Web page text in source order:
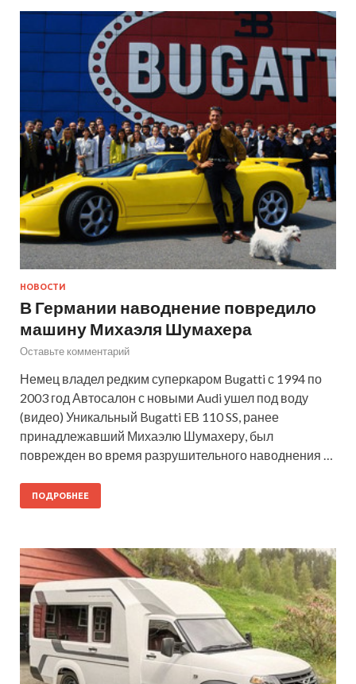
НОВОСТИ
В Германии наводнение повредило
машину Михаэля Шумахера
Оставьте комментарий
Немец владел редким суперкаром Bugatti с 1994 по
2003 год Автосалон с новыми Audi ушел под воду
(видео) Уникальный Bugatti EB 110 SS, ранее
принадлежавший Михаэлю Шумахеру, был
поврежден во время разрушительного наводнения …
ПОДРОБНЕЕ